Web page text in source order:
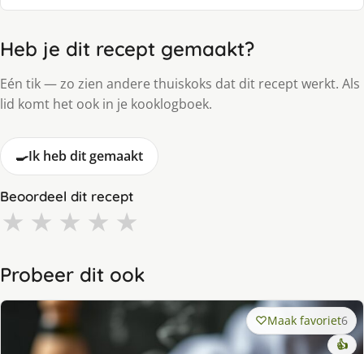
Heb je dit recept gemaakt?
Eén tik — zo zien andere thuiskoks dat dit recept werkt. Als
lid komt het ook in je kooklogboek.
🍳Ik heb dit gemaakt
Beoordeel dit recept
★ ★ ★ ★ ★
Probeer dit ook
Maak favoriet6
👍